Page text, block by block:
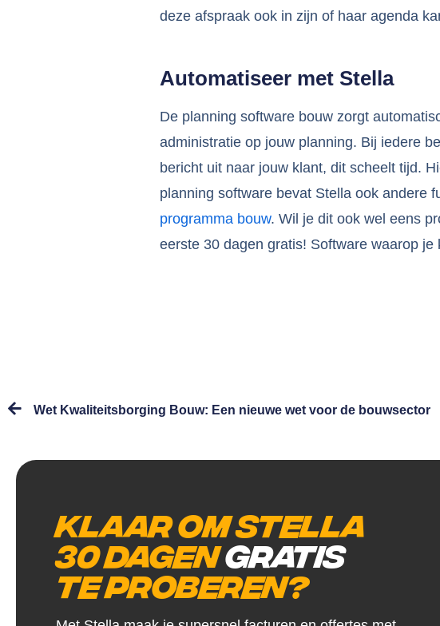
deze afspraak ook in zijn of haar agenda
Automatiseer met Stella
De planning software bouw zorgt
administratie op jouw planning. Bij iedere
bericht uit naar jouw klant, dit scheelt tijd.
planning software bevat Stella ook andere
programma bouw. Wil je dit ook wel eens
eerste 30 dagen gratis! Software waarop je
Wet Kwaliteitsborging Bouw: Een nieuwe wet voor de bouwsector
Klaar om Stella
30 dagengratis
te proberen?